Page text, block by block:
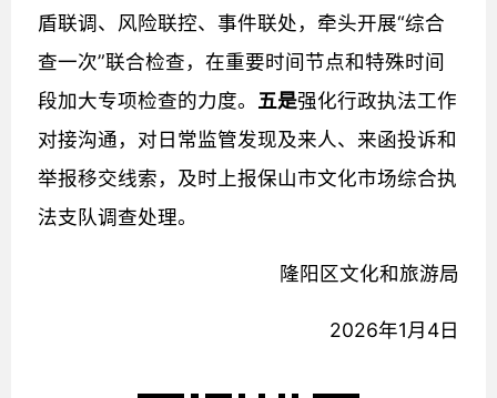
盾联调、风险联控、事件联处，牵头开展“综合
查一次”联合检查，在重要时间节点和特殊时间
段加大专项检查的力度。 五是强化行政执法工作
对接沟通，对日常监管发现及来人、来函投诉和
举报移交线索，及时上报保山市文化市场综合执
法支队调查处理。
隆阳区文化和旅游局
2026年1月4日